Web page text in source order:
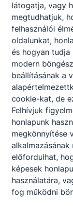
A szakképző
igazgatójának
korábbi
gyakorlat
rövidítésére.
látogatja, vagy
megtudhatjuk,
felhasználói
oldalunkat,
és hogyan
modern
beállításának a
cookie-kat, de
Felhívjuk
honlapunk
megkönnyítése
előfordulhat,
képesek
használatára,
fog működni